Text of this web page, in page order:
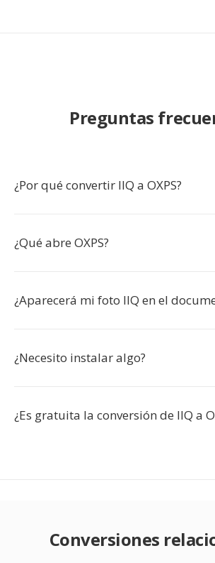
Preguntas
¿Por qué convertir IIQ a OXPS?
¿Qué abre OXPS?
¿Aparecerá mi foto IIQ en el
¿Necesito instalar algo?
¿Es gratuita la conversión de IIQ a
Conversiones